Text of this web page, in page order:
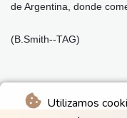
Utilizamos
de Argentina, donde
(B.Smith--TAG)